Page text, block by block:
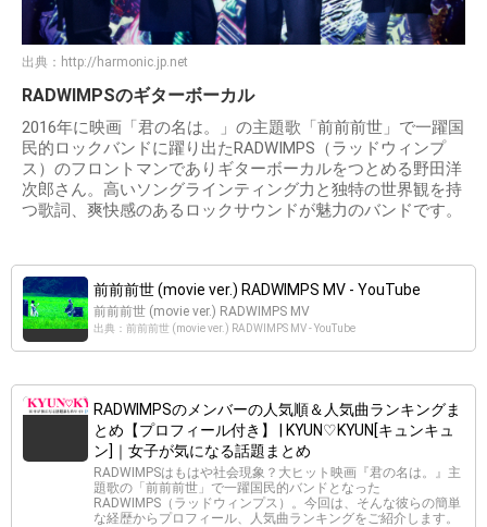
出典： http://harmonic.jp.net
RADWIMPSのギターボーカル
2016年に映画「君の名は。」の主題歌「前前前世」で一躍国
民的ロックバンドに躍り出たRADWIMPS（ラッドウィンプ
ス）のフロントマンでありギターボーカルをつとめる野田洋
次郎さん。高いソングラインティング力と独特の世界観を持
つ歌詞、爽快感のあるロックサウンドが魅力のバンドです。
前前前世 (movie ver.) RADWIMPS MV - YouTube
前前前世 (movie ver.) RADWIMPS MV
出典：前前前世 (movie ver.) RADWIMPS MV - YouTube
RADWIMPSのメンバーの人気順＆人気曲ランキングま
とめ【プロフィール付き】 | KYUN♡KYUN[キュンキュ
ン]｜女子が気になる話題まとめ
RADWIMPSはもはや社会現象？大ヒット映画『君の名は。』主
題歌の「前前前世」で一躍国民的バンドとなった
RADWIMPS（ラッドウィンプス）。今回は、そんな彼らの簡単
な経歴からプロフィール、人気曲ランキングをご紹介します。